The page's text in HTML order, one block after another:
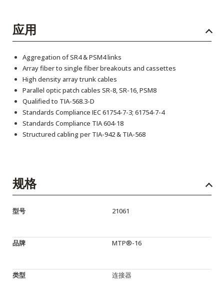
应用
Aggregation of SR4 & PSM4 links
Array fiber to single fiber breakouts and cassettes
High density array trunk cables
Parallel optic patch cables SR-8, SR-16, PSM8
Qualified to TIA-568.3-D
Standards Compliance IEC 61754-7-3; 61754-7-4
Standards Compliance TIA 604-18
Structured cabling per TIA-942 & TIA-568
规格
型号 21061
品牌 MTP®-16
类型 连接器